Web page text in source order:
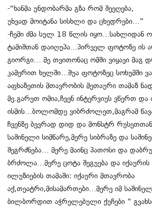
-“ხანმა უნდობარმა გზა რომ შეეღება,
უხვად მოიტანა სისხლი და ცხედრები…”
-ჩემი ძმა სულ 18 წლის იყო…სახლიდან
ტამიშთან დაიღუპა…პირველ ფოტოზე ის
გიორგი… მე თვითონაც ომში ვიყავი მაგ
კამერით ხელში…შუა ფოტოზეც სოხუმში
აფხაზეთის მთავრობის მეთაური თამაზ
მე.გარეთ ომია,ჩვენ ინტერვიუს ვწერთ
ისმის…ბოლომდე ვიბრძოლეთ,მაგრამ
ჩვენზე ბევრად დიდ და მონსტრ
საშინელი სიმწარე,მერე სიბრაზე და
შეგრძნება… მერე მაინც პათოსი და
ბრძოლა…მერე ცოტა შეგუება და იქაურის
ილუზიების თამაში: იქაური მთავრობა
აქ,თეატრი,მისამართები…მერე იმ
ბილბორდით აჭრელებული ქუჩები ”